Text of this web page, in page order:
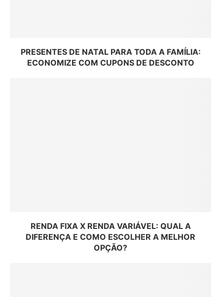
PRESENTES DE NATAL PARA TODA A FAMÍLIA:
ECONOMIZE COM CUPONS DE DESCONTO
RENDA FIXA X RENDA VARIÁVEL: QUAL A
DIFERENÇA E COMO ESCOLHER A MELHOR
OPÇÃO?